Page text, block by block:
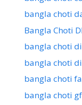
bangla choti
Bangla Choti
bangla choti
bangla choti
bangla choti
bangla choti gf